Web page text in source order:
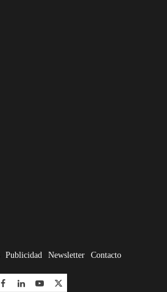
Publicidad Newsletter Contacto